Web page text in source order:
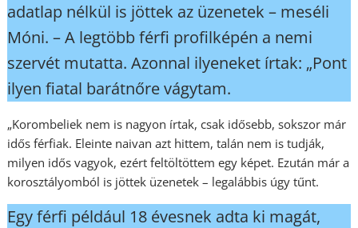
adatlap nélkül is jöttek az üzenetek – meséli
Móni. – A legtöbb férfi profilképén a nemi
szervét mutatta. Azonnal ilyeneket írtak: „Pont
ilyen fiatal barátnőre vágytam.
„Korombeliek nem is nagyon írtak, csak idősebb, sokszor már
idős férfiak. Eleinte naivan azt hittem, talán nem is tudják,
milyen idős vagyok, ezért feltöltöttem egy képet. Ezután már a
korosztályomból is jöttek üzenetek – legalábbis úgy tűnt.
Egy férfi például 18 évesnek adta ki magát,